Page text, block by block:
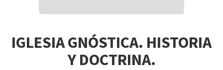
IGLESIA GNÓSTICA. HISTORIA
Y DOCTRINA.